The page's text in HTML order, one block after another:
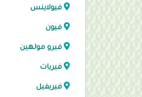
فيولاينس
فيون
فيرو مولهين
فيريات
فيريفيل